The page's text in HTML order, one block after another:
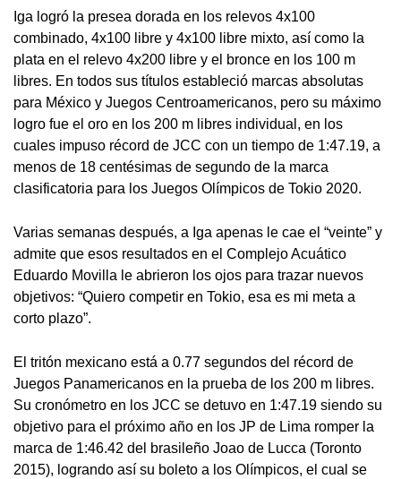
Iga logró la presea dorada en los relevos 4x100
combinado, 4x100 libre y 4x100 libre mixto, así como la
plata en el relevo 4x200 libre y el bronce en los 100 m
libres. En todos sus títulos estableció marcas absolutas
para México y Juegos Centroamericanos, pero su máximo
logro fue el oro en los 200 m libres individual, en los
cuales impuso récord de JCC con un tiempo de 1:47.19, a
menos de 18 centésimas de segundo de la marca
clasificatoria para los Juegos Olímpicos de Tokio 2020.
Varias semanas después, a Iga apenas le cae el “veinte” y
admite que esos resultados en el Complejo Acuático
Eduardo Movilla le abrieron los ojos para trazar nuevos
objetivos: “Quiero competir en Tokio, esa es mi meta a
corto plazo”.
El tritón mexicano está a 0.77 segundos del récord de
Juegos Panamericanos en la prueba de los 200 m libres.
Su cronómetro en los JCC se detuvo en 1:47.19 siendo su
objetivo para el próximo año en los JP de Lima romper la
marca de 1:46.42 del brasileño Joao de Lucca (Toronto
2015), logrando así su boleto a los Olímpicos, el cual se